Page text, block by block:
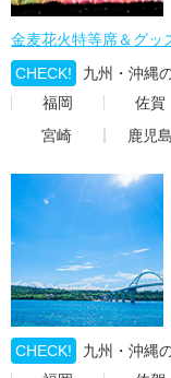
金麦花火特等席＆グッ
CHECK!
九州・沖縄
福岡
佐賀
宮崎
鹿児島
CHECK!
九州・沖縄